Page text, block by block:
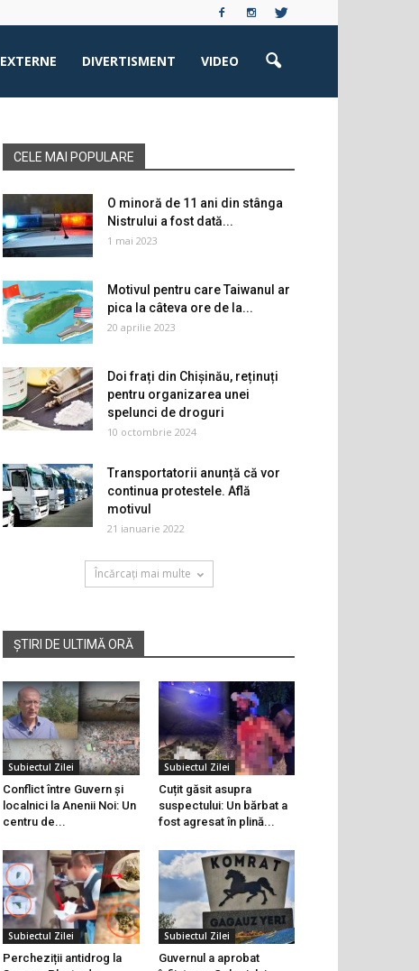
EXTERNE DIVERTISMENT VIDEO
CELE MAI POPULARE
O minoră de 11 ani din stânga
Nistrului a fost dată...
1 mai 2023
Motivul pentru care Taiwanul ar
pica la câteva ore de la...
20 aprilie 2023
Doi frați din Chișinău, reținuți
pentru organizarea unei
spelunci de droguri
10 octombrie 2024
Transportatorii anunță că vor
continua protestele. Află
motivul
21 ianuarie 2022
Încărcați mai multe
ȘTIRI DE ULTIMĂ ORĂ
Subiectul Zilei
Conflict între Guvern și
localnici la Anenii Noi: Un
centru de...
Subiectul Zilei
Cuțit găsit asupra
suspectului: Un bărbat a
fost agresat în plină...
Subiectul Zilei
Percheziții antidrog la
Subiectul Zilei
Guvernul a aprobat